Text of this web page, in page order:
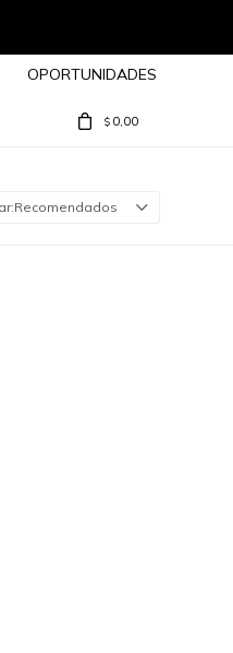
OPORTUNIDADES
$ 0,00
Recomendados